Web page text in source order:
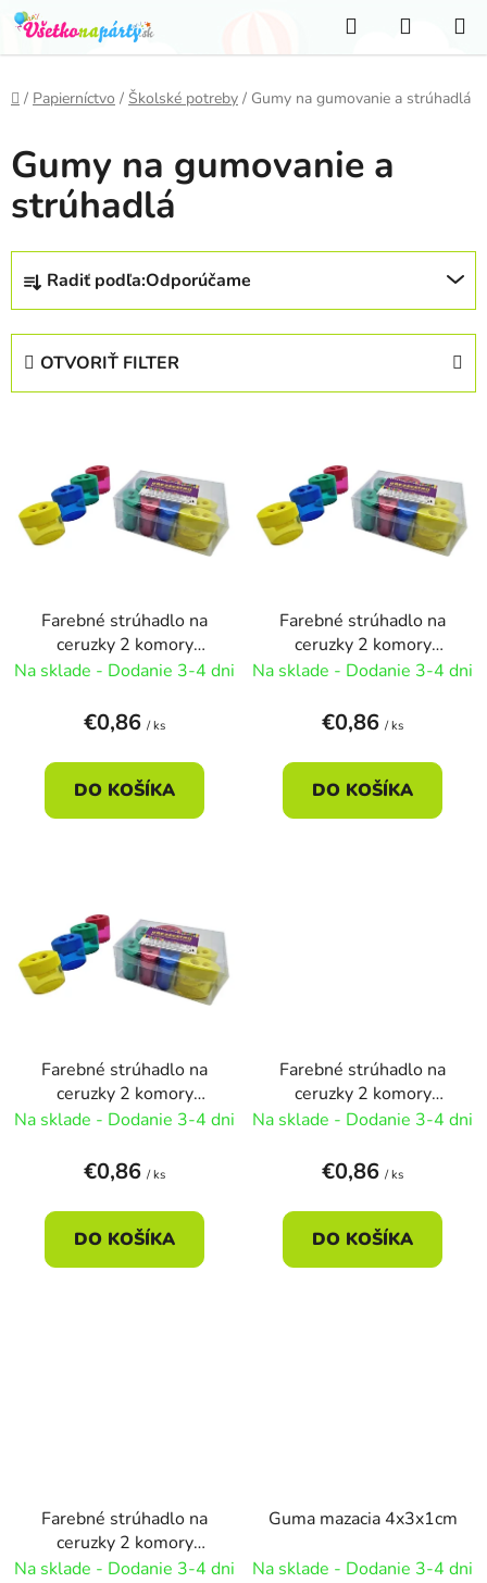
Prejsť
na
obsah
Hľadať
KOŠÍK
Domov
/ Papierníctvo / Školské potreby / Gumy na gumovanie a strúhadlá
Gumy na gumovanie a
strúhadlá
R
d
o
o
v
Radiť podľa:Odporúčame
OTVORIŤ FILTER
d
u
Farebné strúhadlo na
ceruzky 2 komory
5x5cm - červená
Na sklade - Dodanie 3-4 dni
€0,86 / ks
DO KOŠÍKA
Farebné strúhadlo na
ceruzky 2 komory
5x5cm - modrá
Na sklade - Dodanie 3-4 dni
€0,86 / ks
DO KOŠÍKA
Farebné strúhadlo na
ceruzky 2 komory
5x5cm - náhodná
Na sklade - Dodanie 3-4 dni
€0,86 / ks
DO KOŠÍKA
Farebné strúhadlo na
ceruzky 2 komory
5x5cm - zelená
Na sklade - Dodanie 3-4 dni
€0,86 / ks
DO KOŠÍKA
Farebné strúhadlo na
ceruzky 2 komory
5x5cm - žltá
Na sklade - Dodanie 3-4 dni
Guma mazacia 4x3x1cm
Na sklade - Dodanie 3-4 dni